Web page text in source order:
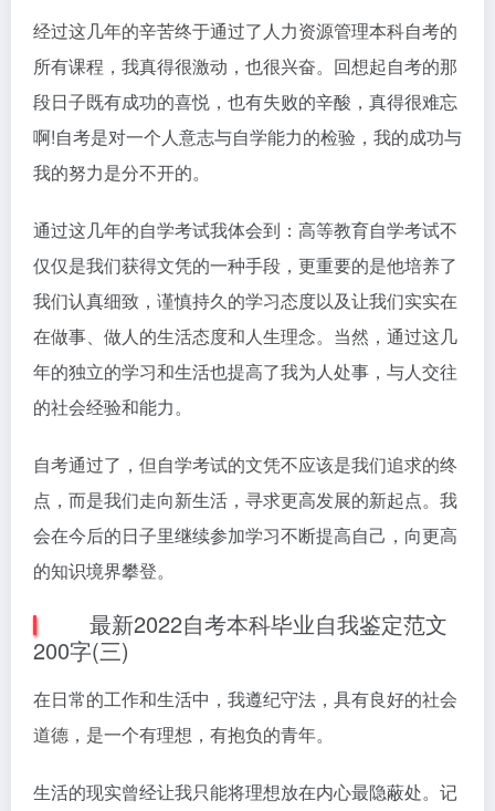
经过这几年的辛苦终于通过了人力资源管理本科自考的
所有课程，我真得很激动，也很兴奋。回想起自考的那
段日子既有成功的喜悦，也有失败的辛酸，真得很难忘
啊!自考是对一个人意志与自学能力的检验，我的成功与
我的努力是分不开的。
通过这几年的自学考试我体会到：高等教育自学考试不
仅仅是我们获得文凭的一种手段，更重要的是他培养了
我们认真细致，谨慎持久的学习态度以及让我们实实在
在做事、做人的生活态度和人生理念。当然，通过这几
年的独立的学习和生活也提高了我为人处事，与人交往
的社会经验和能力。
自考通过了，但自学考试的文凭不应该是我们追求的终
点，而是我们走向新生活，寻求更高发展的新起点。我
会在今后的日子里继续参加学习不断提高自己，向更高
的知识境界攀登。
最新2022自考本科毕业自我鉴定范文
200字(三)
在日常的工作和生活中，我遵纪守法，具有良好的社会
道德，是一个有理想，有抱负的青年。
生活的现实曾经让我只能将理想放在内心最隐蔽处。记